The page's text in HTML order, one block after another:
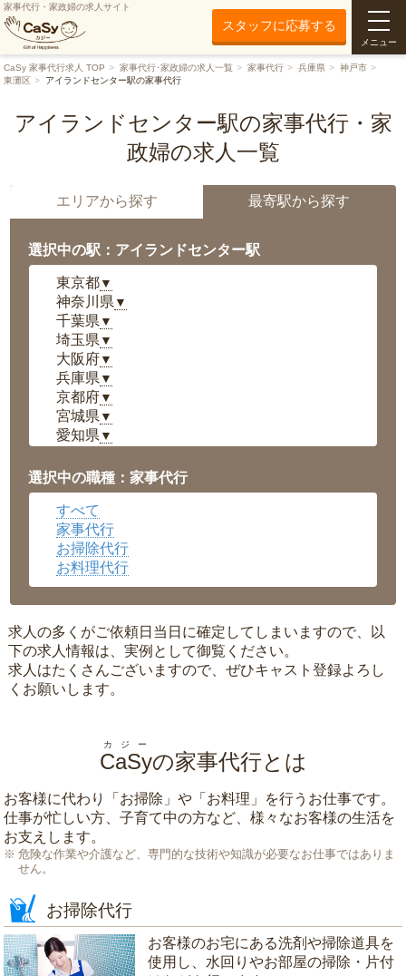
家事代行・家政婦の求人サイト
スタッフに応募する
メニュー
CaSy 家事代行求人 TOP 家事代行･家政婦の求人一覧 家事代行 兵庫県
神戸市
東灘区
アイランドセンター駅の家事代行
アイランドセンター駅の家事代行・家
政婦の求人一覧
エリアから探す 最寄駅から探す
選択中の駅：アイランドセンター駅
東京都▼
神奈川県 ▼
千葉県 ▼
埼玉県 ▼
大阪府▼
兵庫県 ▼
京都府▼
宮城県 ▼
愛知県 ▼
岡山県▼
広島県▼
沖縄県
選択中の職種：家事代行
すべて
家事代行
お掃除代行
お料理代行
求人の多くがご依頼日当日に確定してしまいますので、以
下の求人情報は、実例として御覧ください。
求人はたくさんございますので、ぜひキャスト登録よろし
くお願いします。
CaSy
カジー
の家事代行とは
お客様に代わり「 お掃除 」や「 お料理 」を行うお仕事です。
仕事が忙しい方、子育て中の方など、様々なお客様の生活を
お支えします。
危険な作業や介護など、専門的な技術や知識が必要なお仕事ではありま
せん。
お掃除代行
お客様のお宅にある洗剤や掃除道具を
使用し、水回りやお部屋の掃除・片付